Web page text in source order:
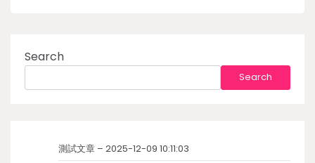
Search
Search
測試文章 – 2025-12-09 10:11:03